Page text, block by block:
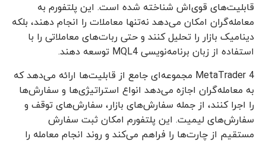
قابلیت‌های قوی‌اش شناخته شده است. این پلتفورم به
معامله‌گران امکان می‌دهد نه‌تنها معاملات را انجام دهند، بلکه
دینامیک بازار را تحلیل کنند و حتی ربات‌های معاملاتی را با
استفاده از زبان برنامه‌نویسی MQL4 توسعه دهند.
MetaTrader 4 مجموعه‌ای جامع از قابلیت‌ها ارائه می‌دهد که
به معامله‌گران اجازه می‌دهد انواع استراتیژی‌ها و سفارش‌ها
را اجرا کنند، از جمله سفارش‌های بازار، سفارش‌های توقف و
سفارش‌های لیمیت. این پلتفورم امکان ثبت سفارش
مستقیم از چارت‌ها را فراهم می‌کند و روند انجام معامله را